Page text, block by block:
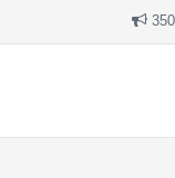
350